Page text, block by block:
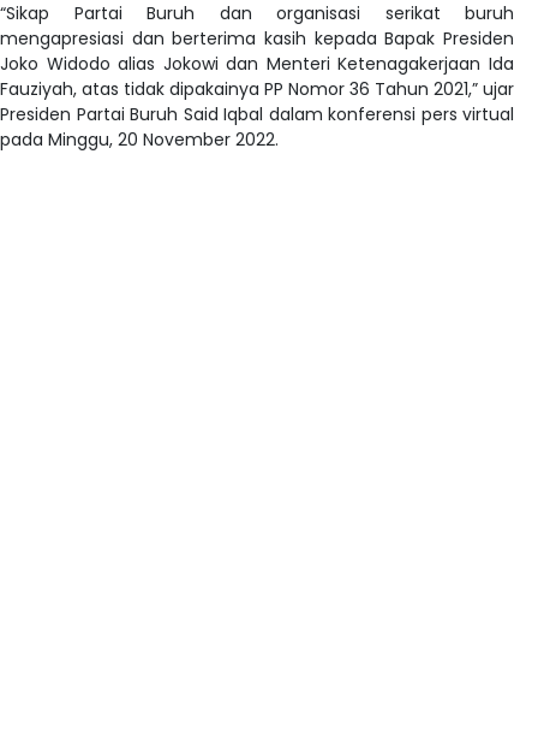
“Sikap Partai Buruh dan organisasi serikat buruh
mengapresiasi dan berterima kasih kepada Bapak Presiden
Joko Widodo alias Jokowi dan Menteri Ketenagakerjaan Ida
Fauziyah, atas tidak dipakainya PP Nomor 36 Tahun 2021,” ujar
Presiden Partai Buruh Said Iqbal dalam konferensi pers virtual
pada Minggu, 20 November 2022.